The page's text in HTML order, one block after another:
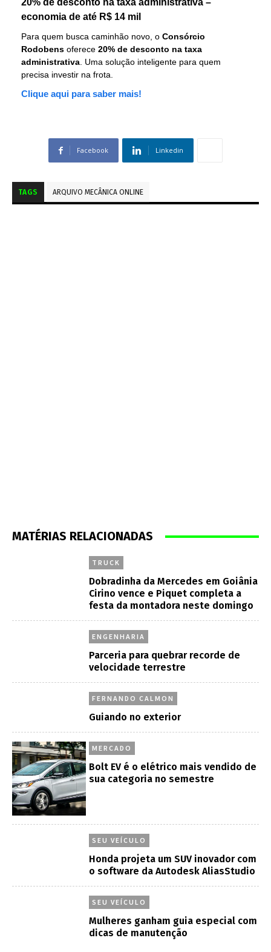
20% de desconto na taxa administrativa –
economia de até R$ 14 mil
Para quem busca caminhão novo, o Consórcio
Rodobens oferece 20% de desconto na taxa
administrativa . Uma solução inteligente para quem
precisa investir na frota.
Clique aqui para saber mais!
Facebook Linkedin
TAGS ARQUIVO MECÂNICA ONLINE
MATÉRIAS RELACIONADAS
TRUCK
Dobradinha da Mercedes em Goiânia
Cirino vence e Piquet completa a
festa da montadora neste domingo
ENGENHARIA
Parceria para quebrar recorde de
velocidade terrestre
FERNANDO CALMON
Guiando no exterior
MERCADO
Bolt EV é o elétrico mais vendido de
sua categoria no semestre
SEU VEÍCULO
Honda projeta um SUV inovador com
o software da Autodesk AliasStudio
SEU VEÍCULO
Mulheres ganham guia especial com
dicas de manutenção